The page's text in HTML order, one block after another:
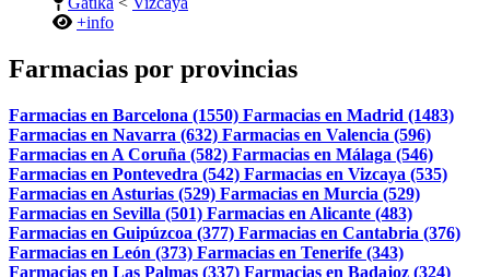
+info
Farmacias por provincias
Farmacias en Barcelona (1550) Farmacias en Madrid (1483)
Farmacias en Navarra (632) Farmacias en Valencia (596)
Farmacias en A Coruña (582) Farmacias en Málaga (546)
Farmacias en Pontevedra (542) Farmacias en Vizcaya (535)
Farmacias en Asturias (529) Farmacias en Murcia (529)
Farmacias en Sevilla (501) Farmacias en Alicante (483)
Farmacias en Guipúzcoa (377) Farmacias en Cantabria (376)
Farmacias en León (373) Farmacias en Tenerife (343)
Farmacias en Las Palmas (337) Farmacias en Badajoz (324)